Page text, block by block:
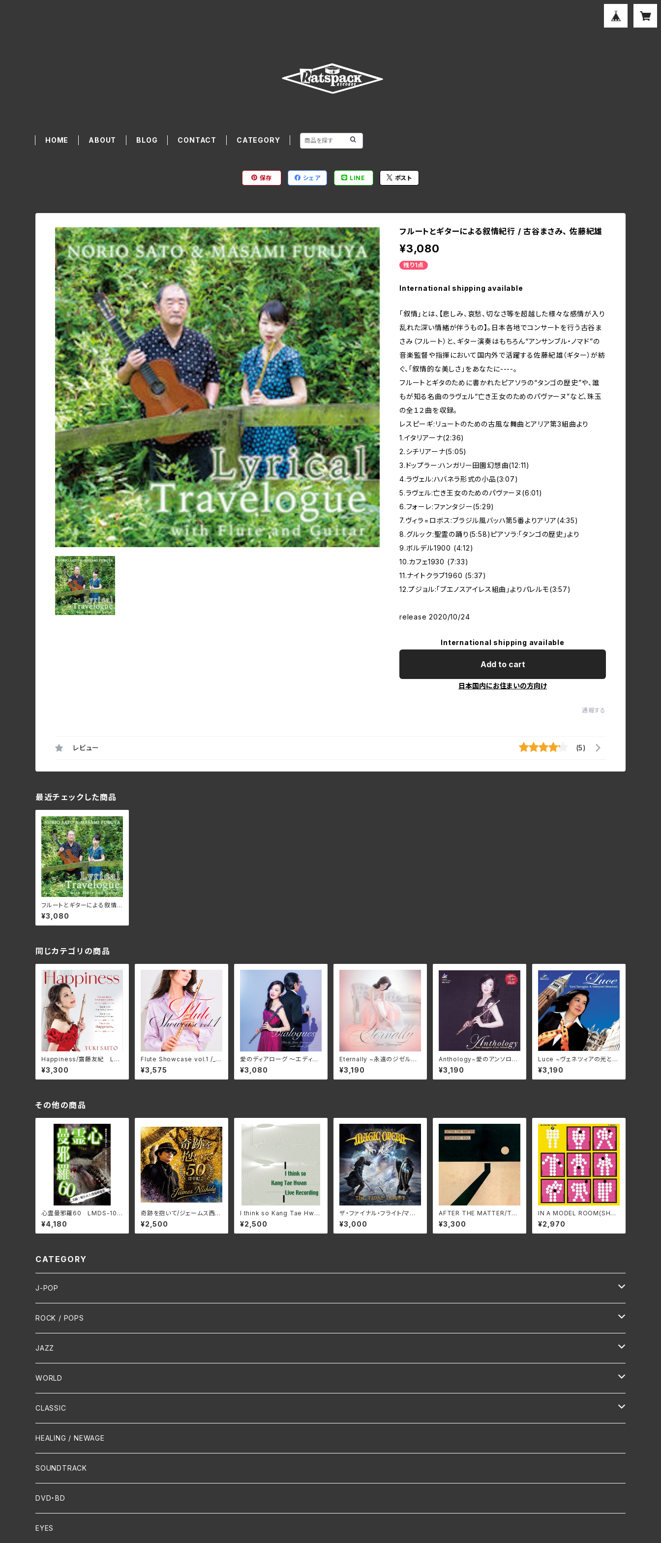
HOME ABOUT BLOG CONTACT CATEGORY
保存 シェア LINE ポスト
フルートとギターによる叙情紀行 / 古谷まさみ、 佐藤紀雄
¥3,080
残り1点
International shipping available
「叙情」とは、【悲しみ、哀愁、切なさ等を超越した様々な感情が入り
乱れた深い情緒が伴うもの】。日本各地でコンサートを行う古谷ま
さみ（フルート）と、ギター演奏はもちろん“アンサンブル・ノマド”の
音楽監督や指揮において国内外で活躍する佐藤紀雄（ギター）が紡
ぐ、「叙情的な美しさ」をあなたに----。
フルートとギタのために書かれたピアソラの“タンゴの歴史”や、誰
もが知る名曲のラヴェル“亡き王女のためのパヴァーヌ”など、珠玉
の全１２曲を収録。
レスピーギ:リュートのための古風な舞曲とアリア第3組曲より
1.イタリアーナ(2:36)
2.シチリアーナ(5:05)
3.ドップラー:ハンガリー田園幻想曲(12:11)
4.ラヴェル:ハバネラ形式の小品(3:07)
5.ラヴェル:亡き王女のためのパヴァーヌ(6:01)
6.フォーレ:ファンタジー(5:29)
7.ヴィラ=ロボス:ブラジル風バッハ第5番よりアリア(4:35)
8.グルック:聖霊の踊り(5:58)ピアソラ:「タンゴの歴史」より
9.ボルデル1900 (4:12)
10.カフェ1930 (7:33)
11.ナイトクラブ1960 (5:37)
12.プジョル:「ブエノスアイレス組曲」よりパレルモ(3:57)
release 2020/10/24
International shipping available
Add to cart
日本国内にお住まいの方向け
通報する
レビュー (5)
最近チェックした商品
フルートとギターによる叙情
紀行 / 古谷まさみ、 佐藤紀雄
¥3,080
同じカテゴリの商品
Happiness/齋藤友紀 LU
CE-1104(仕様:CD)
¥3,300
Flute Showcase vol.1 /_フ
ルートショーケース vol.1/Var
ious Artists GNRS-003
8(仕様:CD)
¥3,575
愛のディアローグ ～エディッ
ト・ピアフを讃えて～/山形由
美・ 米金孝雄・ 榎本潤 WIM
C-1001
¥3,080
Eternally ~永遠のジゼル~ /
¥3,190
Anthology~愛のアンソロジ
ー~ / 山形由美 加藤昌則(p)
IMGN-5002
¥3,190
Luce ~ヴェネツィアの光と夢
~ / 山形由美 IMGN-5001
¥3,190
その他の商品
心霊曼邪羅60 LMDS-108
(仕様:DVD)
¥4,180
奇跡を抱いて/ジェームス西
田 JMG-37(仕様:CD)
¥2,500
I think so Kang Tae Hwa
n Live Recording/姜 泰煥
カン・テーファン IMA-SZO
K0(仕様:CD)
¥2,500
ザ・ファイナル・フライト/マル
コ・ガラウズ・マジック・オペ
ラ RBNCD-1472(仕様:C
D)
¥3,000
AFTER THE MATTER/TO
MOHIKO KIRA HARV-00
25(仕様:CD)
¥3,300
IN A MODEL ROOM(SHM-
CD EDITION)/P-MODEL
SS-1001A(仕様:SHM-CD)
¥2,970
CATEGORY
J-POP
HR/HM
演歌 / 歌謡曲
PUNK/HARDCORE
Hip-Hop/Dancehall Reggae
ROCK / POPS
Oldies
HR/HM
JAZZ
Vocal
Piano
Crossover / Fusion
Dixie / New Orleans
FUNK
WORLD
HAWAIIAN
Chanson
CLASSIC
Piano
Flute
Violin
Cello
HEALING / NEWAGE
SOUNDTRACK
DVD・BD
EYES